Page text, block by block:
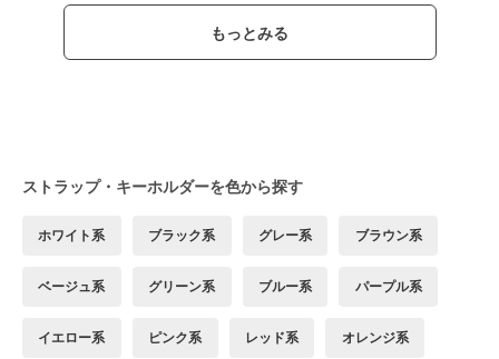
もっとみる
ストラップ・キーホルダーを色から探す
ホワイト系 ブラック系 グレー系 ブラウン系
ベージュ系 グリーン系 ブルー系 パープル系
イエロー系 ピンク系 レッド系 オレンジ系